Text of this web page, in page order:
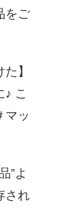
をご
】
こ
マッ
”よ
され